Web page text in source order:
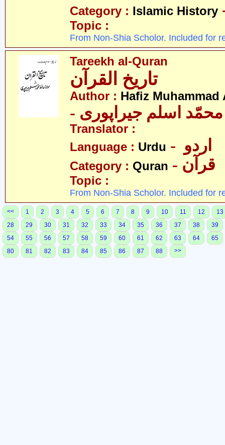
Category : Islamic History
Topic :
From Non-Shia Scholor. Included for
Tareekh al-Quran
تاریخ القرآن
Author : Hafiz
محمّد اسلم جیراپوری
Translator :
Language : Urdu
Category : Quran - قرآن
Topic :
From Non-Shia Scholor. Included for
<< 1 2 3 4 5 6 7 8 9 10 11 12
13
28
29 30 31 32 33 34 35 36 37 38
39
54
55 56 57 58 59 60 61 62 63 64
65
80
81 82 83 84 85 86 87 88 >>